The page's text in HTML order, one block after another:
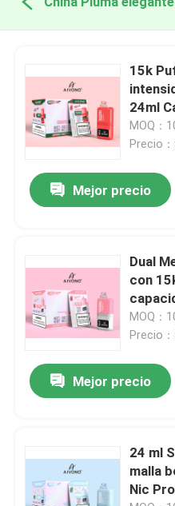
15k
24ml
la
MOQ：
Precio
Mejor precio
Dual
con
MOQ：
Precio
Mejor precio
24 ml
malla
Nic